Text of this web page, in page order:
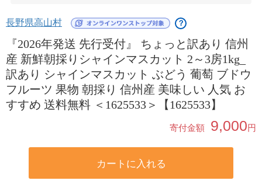
長野県高山村 ？
『2026年発送 先行受付』 ちょっと訳あり 信州
産 新鮮朝採りシャインマスカット 2～3房1kg_
訳あり シャインマスカット ぶどう 葡萄 ブドウ
フルーツ 果物 朝採り 信州産 美味しい 人気 お
すすめ 送料無料 ＜1625533＞【1625533】
寄付金額 9,000円
カートに入れる